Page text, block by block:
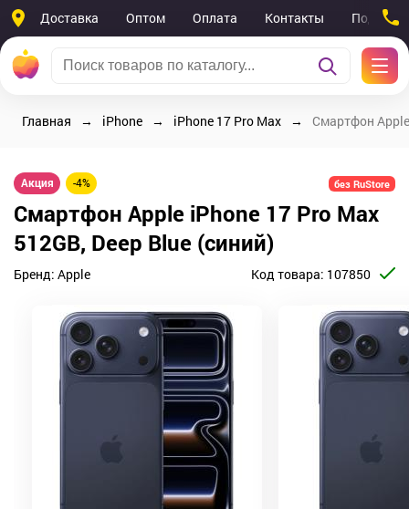
Доставка Оптом Оплата Контакты
Главная iPhone iPhone 17 Pro Max Смартфон
Акция -4% без RuStore
Смартфон Apple iPhone 17 Pro Max
512GB, Deep Blue (синий)
Бренд: Apple Код товара: 107850